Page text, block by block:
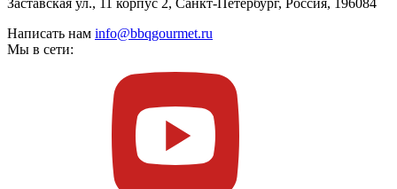
Заставская ул., 11 корпус 2, Санкт-Петербург, Россия, 196084
Написать нам info@bbqgourmet.ru
Мы в сети: